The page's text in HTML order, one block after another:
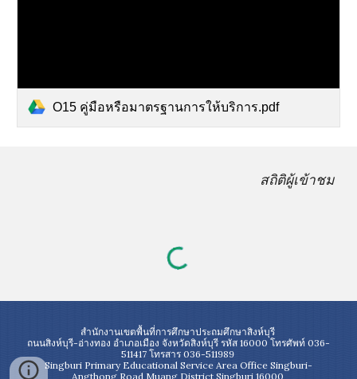
O15 คู่มือหรือมาตรฐานการให้บริการ.pdf
สถิติผู้เข้าชม
สำนักงานเขตพื้นที่การศึกษาประถมศึกษาสิงห์บุรี
ถนนสิงห์บุรี-อ่างทอง อำเภอเมือง จังหวัดสิงห์บุรี รหัส 16000 โทรศัพท์ 036-
511417 โทรสาร 036-511989
Singburi Primary Educational Service Area Office Singburi-
Angthong Road Muang District Singburi 16000